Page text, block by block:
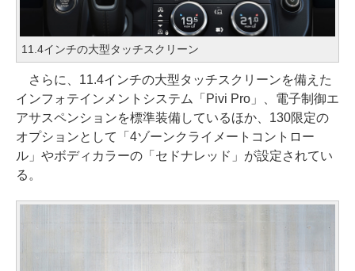
11.4インチの大型タッチスクリーン
さらに、11.4インチの大型タッチスクリーンを備えた
インフォテインメントシステム「Pivi Pro」、電子制御エ
アサスペンションを標準装備しているほか、130限定の
オプションとして「4ゾーンクライメートコントロー
ル」やボディカラーの「セドナレッド」が設定されてい
る。